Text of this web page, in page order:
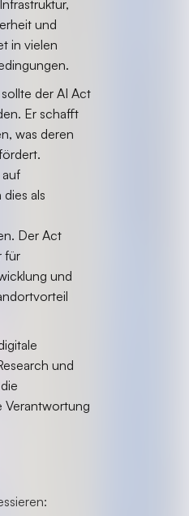
und
in vielen
der AI Act
Er schafft
was deren
als
Der Act
für
und
und
Verantwortung